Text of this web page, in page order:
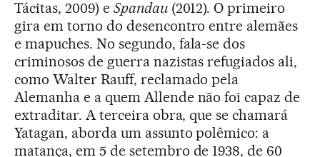
Tácitas, 2009) e Spandau(2012). O primeiro
gira em torno do desencontro entre alemães
e mapuches. No segundo, fala-se dos
criminosos de guerra nazistas refugiados ali,
como Walter Rauff, reclamado pela
Alemanha e a quem Allende não foi capaz de
extraditar. A terceira obra, que se chamará
Yatagan, aborda um assunto polêmico: a
matança, em 5 de setembro de 1938, de 60